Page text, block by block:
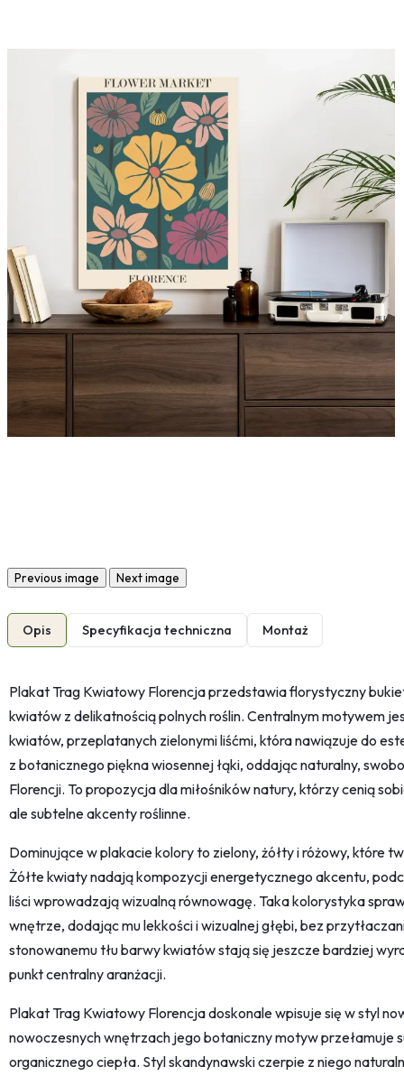
Previous image Next image
Opis Specyfikacja techniczna Montaż
Plakat Trag Kwiatowy Florencja przedstawia florystyczny
kwiatów z delikatnością polnych roślin. Centralnym motywem
kwiatów, przeplatanych zielonymi liśćmi, która nawiązuje do
z botanicznego piękna wiosennej łąki, oddając naturalny,
Florencji. To propozycja dla miłośników natury, którzy cenią
ale subtelne akcenty roślinne.
Dominujące w plakacie kolory to zielony, żółty i różowy, które
Żółte kwiaty nadają kompozycji energetycznego akcentu,
liści wprowadzają wizualną równowagę. Taka kolorystyka
wnętrze, dodając mu lekkości i wizualnej głębi, bez
stonowanemu tłu barwy kwiatów stają się jeszcze bardziej
punkt centralny aranżacji.
Plakat Trag Kwiatowy Florencja doskonale wpisuje się w styl
nowoczesnych wnętrzach jego botaniczny motyw przełamuje
organicznego ciepła. Styl skandynawski czerpie z niego